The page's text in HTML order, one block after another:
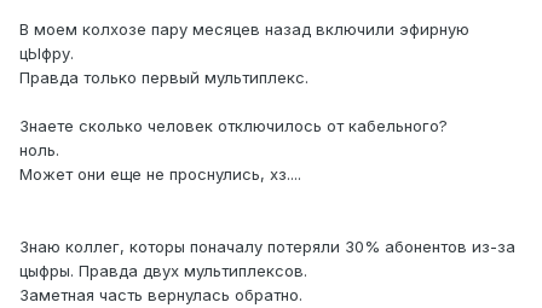
В моем колхозе пару месяцев назад включили эфирную
цЫфру.
Правда только первый мультиплекс.
Знаете сколько человек отключилось от кабельного?
ноль.
Может они еще не проснулись, хз....
Знаю коллег, которы поначалу потеряли 30% абонентов из-за
цыфры. Правда двух мультиплексов.
Заметная часть вернулась обратно.